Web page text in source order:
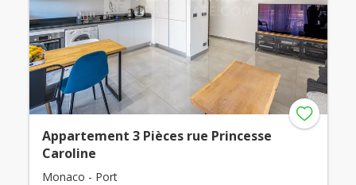
Appartement 3 Pièces rue Princesse
Caroline
Monaco - Port